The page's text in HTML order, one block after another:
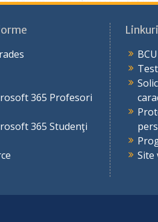
365 Profesori
365 Studenţi
Site